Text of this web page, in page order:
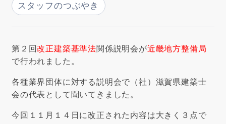
スタッフのつぶやき
第２回改正建築基準法関係説明会が近畿地方整備局
で行われました。
各種業界団体に対する説明会で （社）滋賀県建築士
会の代表として聞いてきました。
今回１１月１４日に改正された内容は大きく３点で